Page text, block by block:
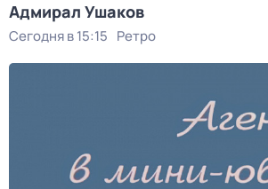
Адмирал Ушаков
Сегодня в 15:15 Ретро